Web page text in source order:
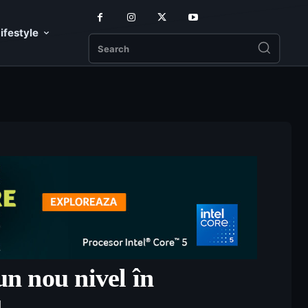
Search
nou nivel în